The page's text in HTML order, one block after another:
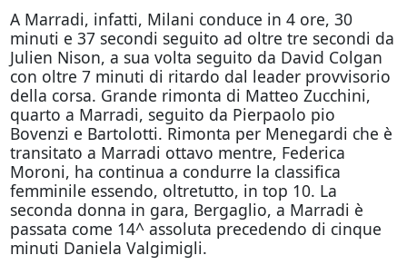
A Marradi, infatti, Milani conduce in 4 ore, 30
minuti e 37 secondi seguito ad oltre tre secondi da
Julien Nison, a sua volta seguito da David Colgan
con oltre 7 minuti di ritardo dal leader provvisorio
della corsa. Grande rimonta di Matteo Zucchini,
quarto a Marradi, seguito da Pierpaolo pio
Bovenzi e Bartolotti. Rimonta per Menegardi che è
transitato a Marradi ottavo mentre, Federica
Moroni, ha continua a condurre la classifica
femminile essendo, oltretutto, in top 10. La
seconda donna in gara, Bergaglio, a Marradi è
passata come 14^ assoluta precedendo di cinque
minuti Daniela Valgimigli.